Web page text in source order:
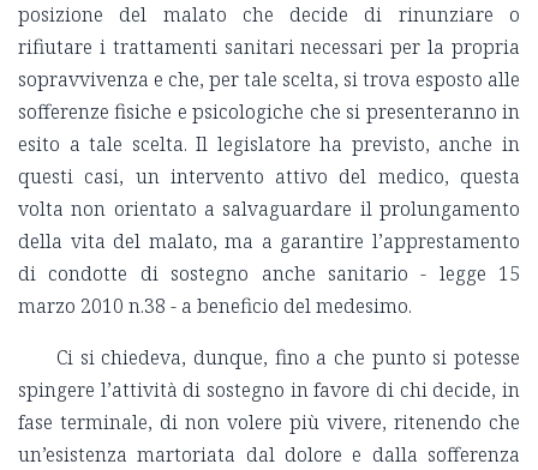
posizione del malato che decide di rinunziare o
rifiutare i trattamenti sanitari necessari per la propria
sopravvivenza e che, per tale scelta, si trova esposto alle
sofferenze fisiche e psicologiche che si presenteranno in
esito a tale scelta. Il legislatore ha previsto, anche in
questi casi, un intervento attivo del medico, questa
volta non orientato a salvaguardare il prolungamento
della vita del malato, ma a garantire l’apprestamento
di condotte di sostegno anche sanitario - legge 15
marzo 2010 n.38 - a beneficio del medesimo.
Ci si chiedeva, dunque, fino a che punto si potesse
spingere l’attività di sostegno in favore di chi decide, in
fase terminale, di non volere più vivere, ritenendo che
un’esistenza martoriata dal dolore e dalla sofferenza